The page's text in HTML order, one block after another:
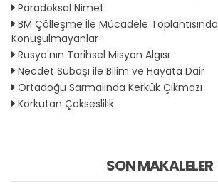
Paradoksal Nimet
BM Çölleşme İle Mücadele Toplantısında
Konuşulmayanlar
Rusya'nın Tarihsel Misyon Algısı
Necdet Subaşı ile Bilim ve Hayata Dair
Ortadoğu Sarmalında Kerkük Çıkmazı
Korkutan Çokseslilik
SON MAKALELER